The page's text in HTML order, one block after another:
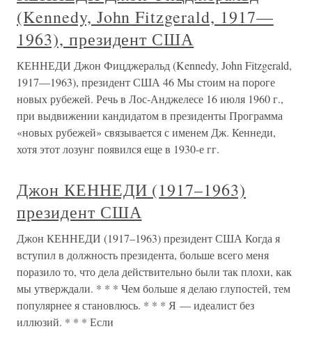
(Kennedy, John Fitzgerald, 1917—
1963), президент США
КЕННЕДИ Джон Фицджеральд (Kennedy, John Fitzgerald,
1917—1963), президент США 46 Мы стоим на пороге
новых рубежей. Речь в Лос-Анджелесе 16 июля 1960 г.,
при выдвижении кандидатом в президенты Программа
«новых рубежей» связывается с именем Дж. Кеннеди,
хотя этот лозунг появился еще в 1930-е гг.
Джон КЕННЕДИ (1917–1963)
президент США
Джон КЕННЕДИ (1917–1963) президент США Когда я
вступил в должность президента, больше всего меня
поразило то, что дела действительно были так плохи, как
мы утверждали. * * * Чем больше я делаю глупостей, тем
популярнее я становлюсь. * * * Я — идеалист без
иллюзий. * * * Если